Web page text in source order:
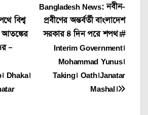
Bangladesh News: নবীন-
প্রবীণের অন্তর্বর্তী বাংলাদেশ
সরকার ৪ দিন পরে শপথ।#
Interim Government।
Mohammad Yunus।
Taking। Oath।Janatar
Mashal।
বিশ্ব
আতঙ্কের
–
Dhaka।